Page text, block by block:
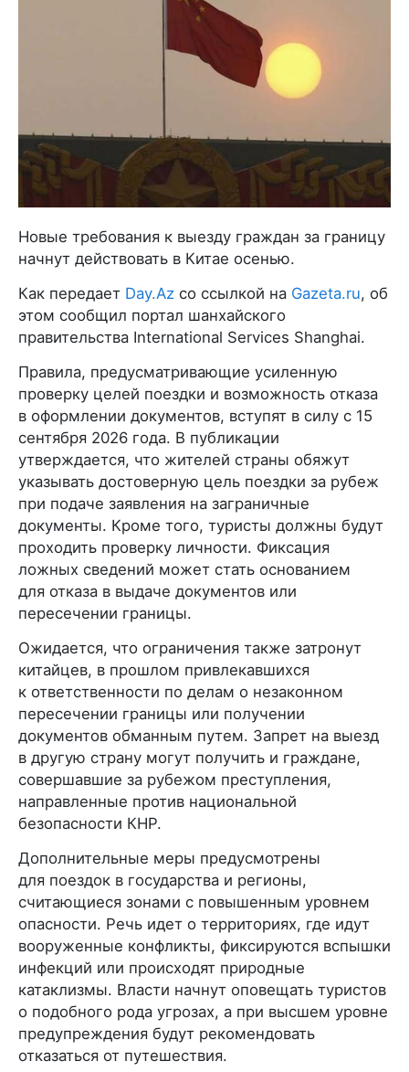
Новые требования к выезду граждан за границу
начнут действовать в Китае осенью.
Как передает Day.Az со ссылкой на Gazeta.ru, об
этом сообщил портал шанхайского
правительства International Services Shanghai.
Правила, предусматривающие усиленную
проверку целей поездки и возможность отказа
в оформлении документов, вступят в силу с 15
сентября 2026 года. В публикации
утверждается, что жителей страны обяжут
указывать достоверную цель поездки за рубеж
при подаче заявления на заграничные
документы. Кроме того, туристы должны будут
проходить проверку личности. Фиксация
ложных сведений может стать основанием
для отказа в выдаче документов или
пересечении границы.
Ожидается, что ограничения также затронут
китайцев, в прошлом привлекавшихся
к ответственности по делам о незаконном
пересечении границы или получении
документов обманным путем. Запрет на выезд
в другую страну могут получить и граждане,
совершавшие за рубежом преступления,
направленные против национальной
безопасности КНР.
Дополнительные меры предусмотрены
для поездок в государства и регионы,
считающиеся зонами с повышенным уровнем
опасности. Речь идет о территориях, где идут
вооруженные конфликты, фиксируются вспышки
инфекций или происходят природные
катаклизмы. Власти начнут оповещать туристов
о подобного рода угрозах, а при высшем уровне
предупреждения будут рекомендовать
отказаться от путешествия.